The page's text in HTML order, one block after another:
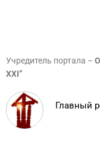
Учредитель портала –
XXI”
Главный